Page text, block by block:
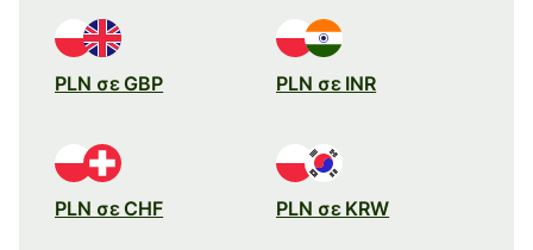
PLN σε GBP PLN σε INR
PLN σε CHF PLN σε KRW